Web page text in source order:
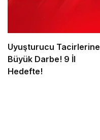
Uyuşturucu Tacirlerine
Büyük Darbe! 9 İl
Hedefte!